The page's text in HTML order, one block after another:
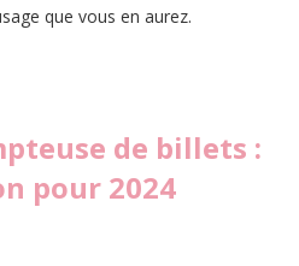
que vous en aurez.
de billets :
pour 2024